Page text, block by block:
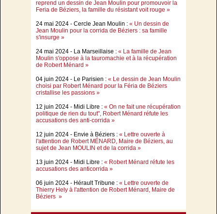
reprend un dessin de Jean Moulin pour promouvoir la
Feria de Béziers, la famille du résistant voit rouge »
24 mai 2024 - Cercle Jean Moulin : « Un dessin de
Jean Moulin pour la corrida de Béziers : sa famille
s'insurge »
24 mai 2024 - La Marseillaise : « La famille de Jean
Moulin s'oppose à la tauromachie et à la récupération
de Robert Ménard »
04 juin 2024 - Le Parisien : « Le dessin de Jean Moulin
choisi par Robert Ménard pour la Féria de Béziers
cristallise les passions »
12 juin 2024 - Midi Libre : « On ne fait une récupération
politique de rien du tout", Robert Ménard réfute les
accusations des anti-corrida »
12 juin 2024 - Envie à Béziers : « Lettre ouverte à
l'attention de Robert MÉNARD, Maire de Béziers, au
sujet de Jean MOULIN et de la corrida »
13 juin 2024 - Midi Libre : « Robert Ménard réfute les
accusations des anticorrida »
06 juin 2024 - Hérault Tribune : « Lettre ouverte de
Thierry Hely à l'attention de Robert Ménard, Maire de
Béziers »